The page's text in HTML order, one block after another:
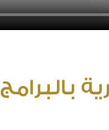
بالبرامج